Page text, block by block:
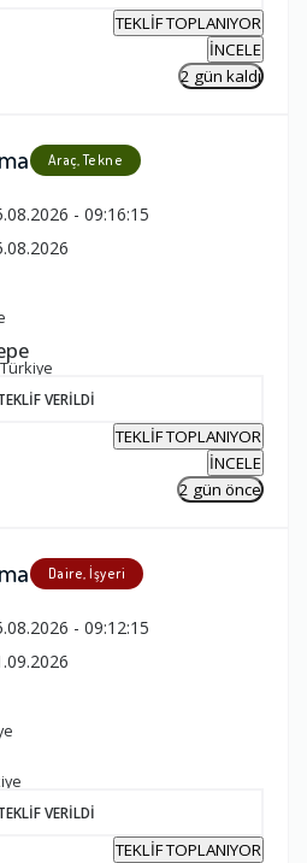
TEKLİF TOPLANIYOR
İNCELE
2 gün kaldı
Araç, Tekne
- 09:16:15
VERİLDİ
TEKLİF TOPLANIYOR
İNCELE
2 gün önce
Daire, İşyeri
- 09:12:15
VERİLDİ
TEKLİF TOPLANIYOR